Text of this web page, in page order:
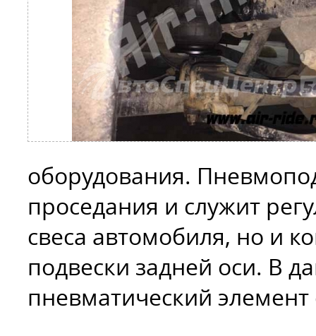
оборудования.
проседания и служит
свеса автомобиля, но и
подвески задней оси. В
пневматический